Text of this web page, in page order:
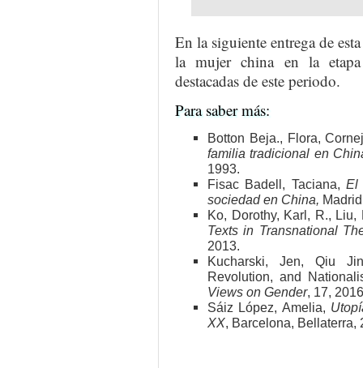
En la siguiente entrega de
la mujer china en la
destacadas de este periodo.
Para saber más:
Botton Beja., Flora,
familia tradicional en
1993.
Fisac Badell, Taciana,El
sociedad en China,
Ko, Dorothy, Karl, R.,
Texts in Transnational
2013.
Kucharski, Jen, Qiu
Revolution, and
Views on Gender, 17,
Sáiz López, Amelia,
XX, Barcelona, Bellaterra,